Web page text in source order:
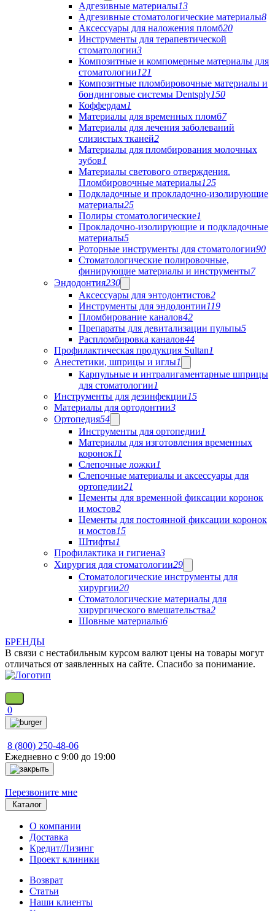
Адгезивные материалы13
Адгезивные стоматологические материалы8
Аксессуары для наложения пломб20
Инструменты для терапевтической
стоматологии3
Композитные и компомерные материалы для
стоматологии121
Композитные пломбировочные материалы и
бондинговые системы Dentsply150
Коффердам1
Материалы для временных пломб7
Материалы для лечения заболеваний
слизистых тканей2
Материалы для пломбирования молочных
зубов1
Материалы светового отверждения.
Пломбировочные материалы125
Подкладочные и прокладочно-изолирующие
материалы25
Полиры стоматологические1
Прокладочно-изолирующие и подкладочные
материалы5
Роторные инструменты для стоматологии90
Стоматологические полировочные,
финирующие материалы и инструменты7
Эндодонтия230
Аксессуары для энтодонтистов2
Инструменты для эндодонтии119
Пломбирование каналов42
Препараты для девитализации пульпы5
Распломбировка каналов44
Профилактическая продукция Sultan1
Анестетики, шприцы и иглы1
Карпульные и интралигаментарные шприцы
для стоматологии1
Инструменты для дезинфекции15
Материалы для ортодонтии3
Ортопедия54
Инструменты для ортопедии1
Материалы для изготовления временных
коронок11
Слепочные ложки1
Слепочные материалы и аксессуары для
ортопедии21
Цементы для временной фиксации коронок
и мостов2
Цементы для постоянной фиксации коронок
и мостов15
Штифты1
Профилактика и гигиена3
Хирургия для стоматологии29
Стоматологические инструменты для
хирургии20
Стоматологические материалы для
хирургического вмешательства2
Шовные материалы6
БРЕНДЫ
В связи с нестабильным курсом валют цены на товары могут
отличаться от заявленных на сайте. Спасибо за понимание.
0
8 (800) 250-48-06
Ежедневно с 9:00 до 19:00
Перезвоните мне
Каталог
О компании
Доставка
Кредит/Лизинг
Проект клиники
Возврат
Статьи
Наши клиенты